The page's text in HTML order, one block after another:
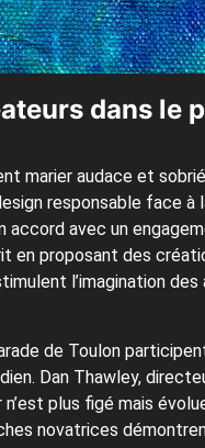
dans le
marier audace et
responsable face à
avec un
en proposant des
l’imagination des
de Toulon
Dan Thawley,
plus figé mais
novatrices